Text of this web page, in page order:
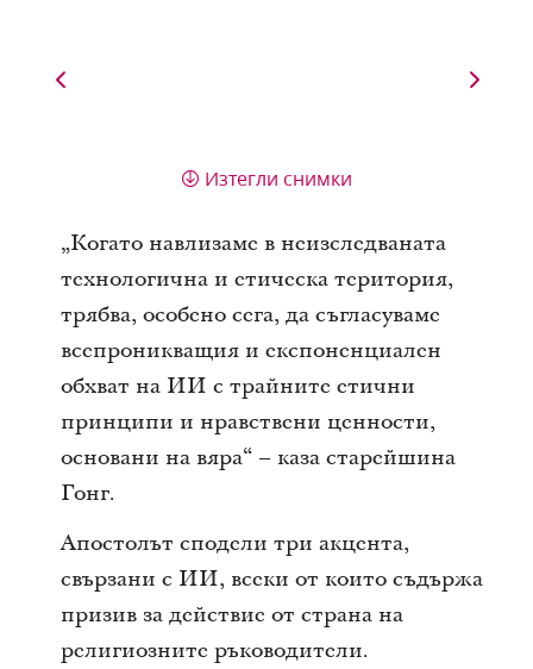
Изтегли снимки
„Когато навлизаме в неизследваната
технологична и етическа територия,
трябва, особено сега, да съгласуваме
всепроникващия и експоненциален
обхват на ИИ с трайните етични
принципи и нравствени ценности,
основани на вяра“ – каза старейшина
Гонг.
Апостолът сподели три акцента,
свързани с ИИ, всеки от които съдържа
призив за действие от страна на
религиозните ръководители.